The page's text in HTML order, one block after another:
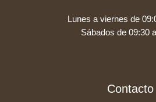
Lunes a viernes de
Sábados de 09:30
Contacto